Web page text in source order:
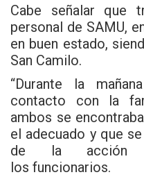
Cabe señalar que
personal de SAMU,
en buen estado,
San Camilo.
“Durante la
contacto con la
ambos se
el adecuado y que
de la acción
los funcionarios.